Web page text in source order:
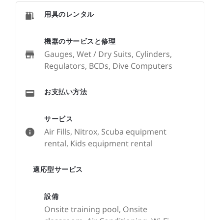
サービス
Air Fills, Nitrox, Scuba equipment
rental, Kids equipment rental
適応型サービス
設備
Onsite training pool, Onsite
用具のレンタル
機器のサービスと修理
Gauges, Wet / Dry Suits, Cylinders,
Regulators, BCDs, Dive Computers
お支払い方法